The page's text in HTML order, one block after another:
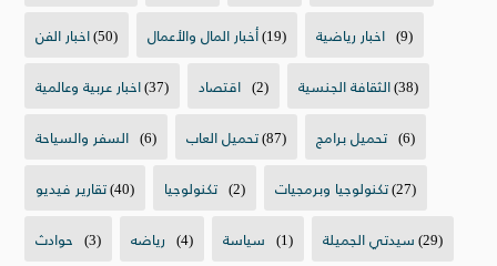
اخبار الفن(50) أخبار المال والأعمال(19) اخبار رياضية (9)
اخبار عربية وعالمية(37) اقتصاد (2) الثقافة الجنسية(38)
السفر والسياحة (6) تحميل العاب(87) تحميل برامج (6)
تقارير فيديو(40) تكنولوجيا (2) تكنولوجيا وبرمجيات(27)
حوادث (3) رياضه (4) سياسة (1) سيدتي الجميلة(29)